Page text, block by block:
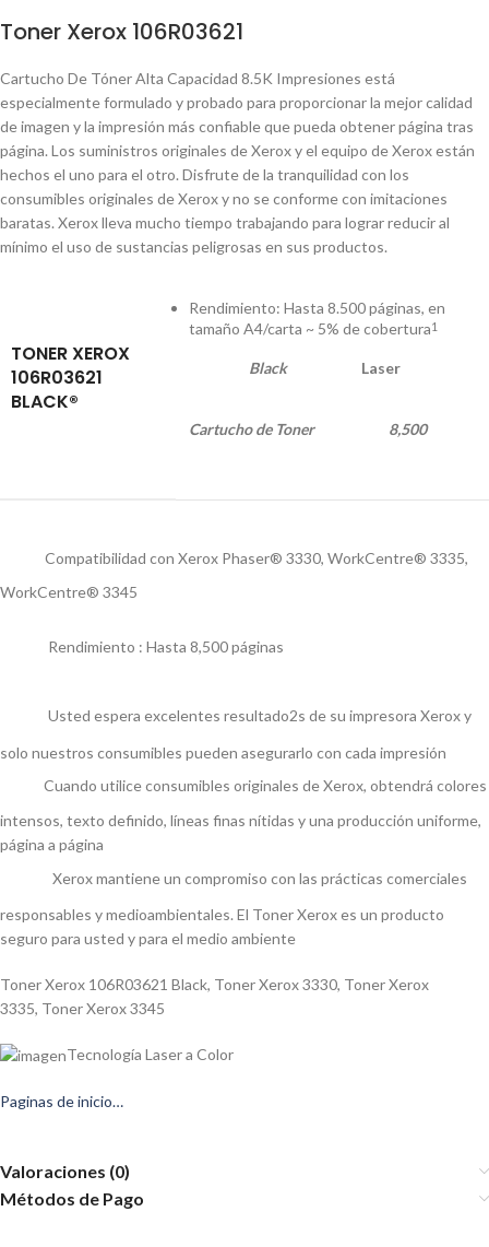
Toner Xerox 106R03621
Cartucho De Tóner Alta Capacidad 8.5K Impresiones está
especialmente formulado y probado para proporcionar la mejor calidad
de imagen y la impresión más confiable que pueda obtener página tras
página. Los suministros originales de Xerox y el equipo de Xerox están
hechos el uno para el otro. Disfrute de la tranquilidad con los
consumibles originales de Xerox y no se conforme con imitaciones
baratas. Xerox lleva mucho tiempo trabajando para lograr reducir al
mínimo el uso de sustancias peligrosas en sus productos.
TONER XEROX
106R03621
BLACK®
Rendimiento: Hasta 8.500 páginas, en
tamaño A4/carta ~ 5% de cobertura1
Black Laser
Cartucho de Toner 8,500
Compatibilidad con Xerox Phaser® 3330, WorkCentre® 3335,
WorkCentre® 3345
Rendimiento : Hasta 8,500 páginas
Usted espera excelentes resultado2s de su impresora Xerox y
solo nuestros consumibles pueden asegurarlo con cada impresión
Cuando utilice consumibles originales de Xerox, obtendrá colores
intensos, texto definido, líneas finas nítidas y una producción uniforme,
página a página
Xerox mantiene un compromiso con las prácticas comerciales
responsables y medioambientales. El Toner Xerox es un producto
seguro para usted y para el medio ambiente
Toner Xerox 106R03621 Black, Toner Xerox 3330, Toner Xerox
3335, Toner Xerox 3345
Tecnología Laser a Color
Paginas de inicio…
Valoraciones (0)
Métodos de Pago